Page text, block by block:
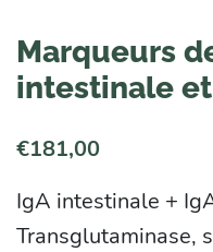
Marqueurs
intestinale
€181,00
IgA intestinale +
Transglutaminase,